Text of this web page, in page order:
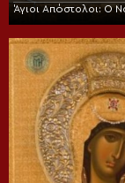
Άγιοι Απόστολοι: Ο